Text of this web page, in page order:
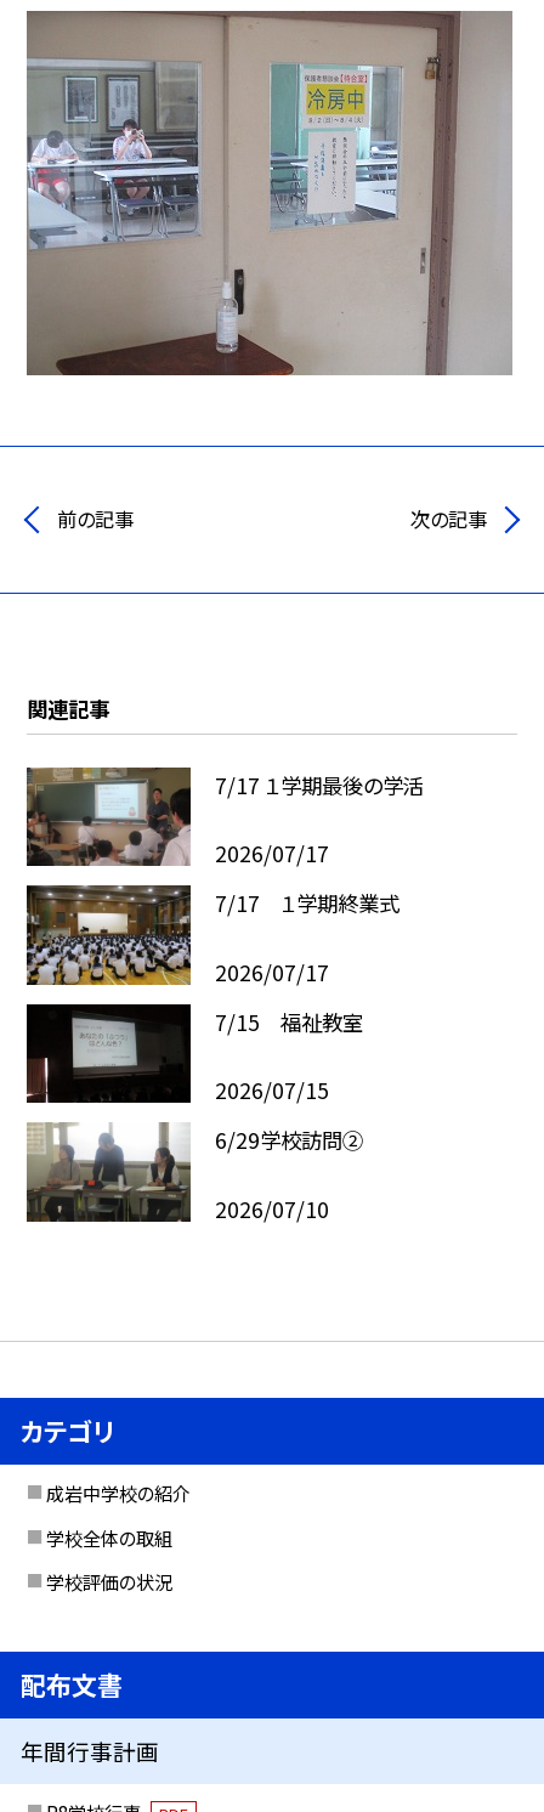
前の記事 次の記事
関連記事
7/17 １学期最後の学活
2026/07/17
7/17 １学期終業式
2026/07/17
7/15 福祉教室
2026/07/15
6/29学校訪問②
2026/07/10
カテゴリ
成岩中学校の紹介
学校全体の取組
学校評価の状況
配布文書
年間行事計画